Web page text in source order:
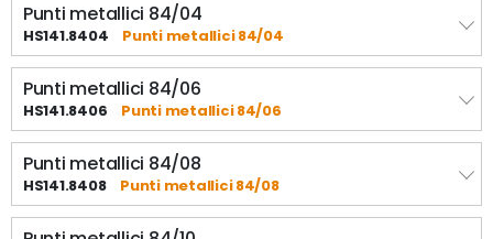
Punti metallici 84/04
HS141.8404 Punti metallici 84/04
Punti metallici 84/06
HS141.8406 Punti metallici 84/06
Punti metallici 84/08
HS141.8408 Punti metallici 84/08